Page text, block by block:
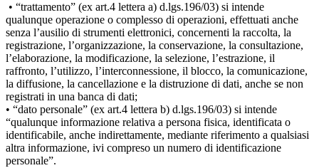
• “trattamento” (ex art.4 lettera a) d.lgs.196/03) si intende
qualunque operazione o complesso di operazioni, effettuati anche
senza l’ausilio di strumenti elettronici, concernenti la raccolta, la
registrazione, l’organizzazione, la conservazione, la consultazione,
l’elaborazione, la modificazione, la selezione, l’estrazione, il
raffronto, l’utilizzo, l’interconnessione, il blocco, la comunicazione,
la diffusione, la cancellazione e la distruzione di dati, anche se non
registrati in una banca di dati;
• “dato personale” (ex art.4 lettera b) d.lgs.196/03) si intende
“qualunque informazione relativa a persona fisica, identificata o
identificabile, anche indirettamente, mediante riferimento a qualsiasi
altra informazione, ivi compreso un numero di identificazione
personale”.